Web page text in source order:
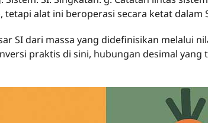
tetapi alat ini beroperasi secara ketat dalam
SI dari massa yang didefinisikan melalui
praktis di sini, hubungan desimal yang